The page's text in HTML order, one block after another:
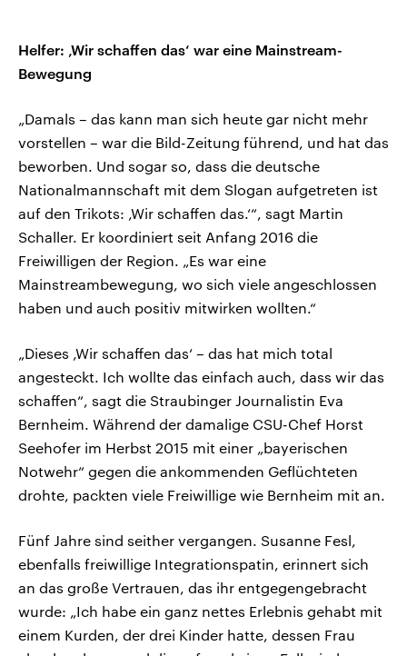
Helfer: ‚Wir schaffen das‘ war eine Mainstream-
Bewegung
„Damals – das kann man sich heute gar nicht mehr
vorstellen – war die Bild-Zeitung führend, und hat das
beworben. Und sogar so, dass die deutsche
Nationalmannschaft mit dem Slogan aufgetreten ist
auf den Trikots: ‚Wir schaffen das.‘“, sagt Martin
Schaller. Er koordiniert seit Anfang 2016 die
Freiwilligen der Region. „Es war eine
Mainstreambewegung, wo sich viele angeschlossen
haben und auch positiv mitwirken wollten.“
„Dieses ‚Wir schaffen das‘ – das hat mich total
angesteckt. Ich wollte das einfach auch, dass wir das
schaffen“, sagt die Straubinger Journalistin Eva
Bernheim. Während der damalige CSU-Chef Horst
Seehofer im Herbst 2015 mit einer „bayerischen
Notwehr“ gegen die ankommenden Geflüchteten
drohte, packten viele Freiwillige wie Bernheim mit an.
Fünf Jahre sind seither vergangen. Susanne Fesl,
ebenfalls freiwillige Integrationspatin, erinnert sich
an das große Vertrauen, das ihr entgegengebracht
wurde: „Ich habe ein ganz nettes Erlebnis gehabt mit
einem Kurden, der drei Kinder hatte, dessen Frau